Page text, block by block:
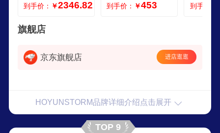
孔机 锂电角钢款角
到手价： ￥2346.82
液压开孔器 热销款
到手价： ￥453
伏钻孔
到手价：
旗舰店
京东旗舰店 进店逛逛
HOYUNSTORM品牌详细介绍点击展开
TOP 9